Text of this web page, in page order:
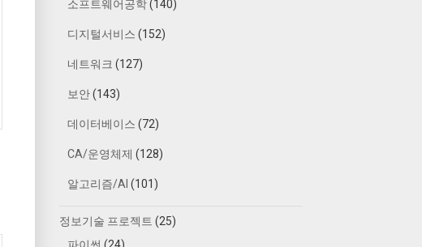
소프트웨어공학(140)
디지털서비스 (152)
네트워크 (127)
보안(143)
데이터베이스 (72)
CA/운영체제 (128)
알고리즘/AI (101)
정보기술 프로젝트 (25)